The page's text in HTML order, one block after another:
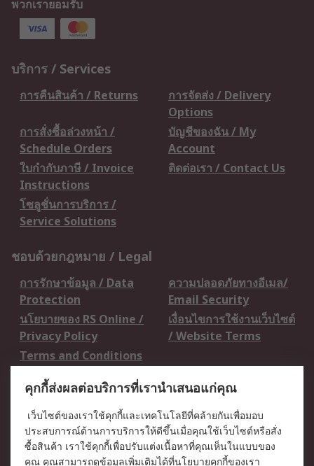
พวกเรายอมรับ
บริการ / Services
การคืนสินค้า / Returns
การจัดส่ง / Delivery
Options
การสั่งซื้อล่วงหน้า /
Schedule Orders
บัญชีของฉัน / My
Account
ใบกำกับภาษี / Invoice
Instructions
ติดต่อเรา / Contact Us
โซลูชั่นการบริการ /
Service Solutions
ชอบด้วยกฎหมาย / Legal
การรักษาข้อมูล / Data
Protection
ความปลอดภัยทางอีเมล/
Email Security
นโยบายของ RS Online /
Privacy Policy
เงื่อนไขการใช้งานเว็บไซต์
/ Website Terms
Terms and Conditions
เกี่ยวกับ RS / About RS
RS ทั่วโลก / RS
Worldwide
ข่าวประชาสัมพันธ์ / Press
Centre
คุกกี้ส่งผลต่อบริการที่เรานำเสนอแก่คุณ
เว็บไซต์ของเราใช้คุกกี้และเทคโนโลยีที่คล้ายกันเพื่อมอบ
ประสบการณ์ด้านการบริการให้ดีขึ้นเมื่อคุณใช้เว็บไซต์หรือสั่ง
ซื้อสินค้า เราใช้คุกกี้เพื่อปรับแต่งเนื้อหาที่คุณเห็นในแบบของ
คุณ คุณสามารถดูข้อมูลเพิ่มเติมได้ที่นโยบายคุกกี้ของเรา